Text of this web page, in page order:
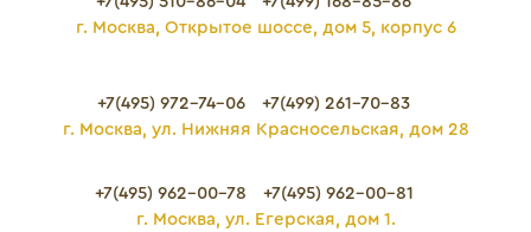
г. Москва, Открытое шоссе, дом 5, корпус 6
+7(495) 972-74-06
+7(499) 261-70-83
г. Москва, ул. Нижняя Красносельская, дом 28
+7(495) 962-00-78
+7(495) 962-00-81
г. Москва, ул. Егерская, дом 1.